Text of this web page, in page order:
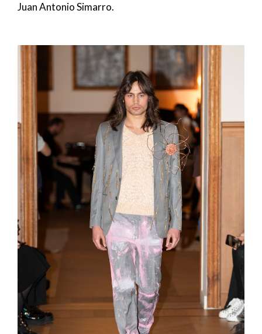
Juan Antonio Simarro.